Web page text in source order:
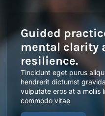
Guided
mental clarity
resilience.
Tincidunt eget purus
hendrerit dictumst
vulputate eros at a mollis
commodo vitae